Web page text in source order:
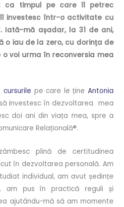
ca timpul pe care îl petrec
investesc într-o activitate cu
Iată-mă așadar, la 31 de ani,
o iau de la zero, cu dorința de
voi urma în reconversia mea
cursurile pe care le ține Antonia
investesc în dezvoltarea mea
doi ani din viața mea, spre a
Relațională®.
plină de certitudinea
în dezvoltarea personală. Am
individual, am avut ședințe
am pus în practică reguli și
ajutându-mă să am momente